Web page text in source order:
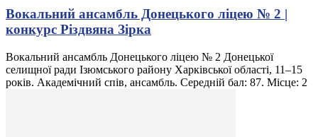
Вокальний ансамбль Донецького ліцею № 2 |
конкурс Різдвяна Зірка
Вокальний ансамбль Донецького ліцею № 2 Донецької
селищної ради Ізюмського району Харківської області, 11–15
років. Академічний спів, ансамбль. Середній бал: 87. Місце: 2